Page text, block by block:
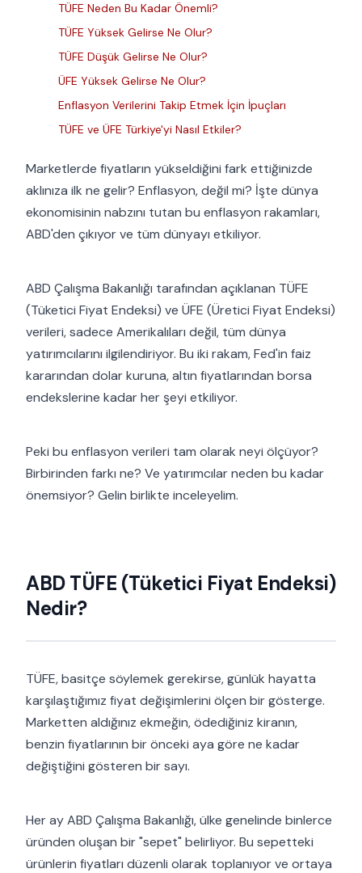
TÜFE Neden Bu Kadar Önemli?
TÜFE Yüksek Gelirse Ne Olur?
TÜFE Düşük Gelirse Ne Olur?
ÜFE Yüksek Gelirse Ne Olur?
Enflasyon Verilerini Takip Etmek İçin İpuçları
TÜFE ve ÜFE Türkiye'yi Nasıl Etkiler?
Marketlerde fiyatların yükseldiğini fark ettiğinizde
aklınıza ilk ne gelir? Enflasyon, değil mi? İşte dünya
ekonomisinin nabzını tutan bu enflasyon rakamları,
ABD'den çıkıyor ve tüm dünyayı etkiliyor.
ABD Çalışma Bakanlığı tarafından açıklanan TÜFE
(Tüketici Fiyat Endeksi) ve ÜFE (Üretici Fiyat Endeksi)
verileri, sadece Amerikalıları değil, tüm dünya
yatırımcılarını ilgilendiriyor. Bu iki rakam, Fed'in faiz
kararından dolar kuruna, altın fiyatlarından borsa
endekslerine kadar her şeyi etkiliyor.
Peki bu enflasyon verileri tam olarak neyi ölçüyor?
Birbirinden farkı ne? Ve yatırımcılar neden bu kadar
önemsiyor? Gelin birlikte inceleyelim.
ABD TÜFE (Tüketici Fiyat Endeksi)
Nedir?
TÜFE, basitçe söylemek gerekirse, günlük hayatta
karşılaştığımız fiyat değişimlerini ölçen bir gösterge.
Marketten aldığınız ekmeğin, ödediğiniz kiranın,
benzin fiyatlarının bir önceki aya göre ne kadar
değiştiğini gösteren bir sayı.
Her ay ABD Çalışma Bakanlığı, ülke genelinde binlerce
üründen oluşan bir "sepet" belirliyor. Bu sepetteki
ürünlerin fiyatları düzenli olarak toplanıyor ve ortaya